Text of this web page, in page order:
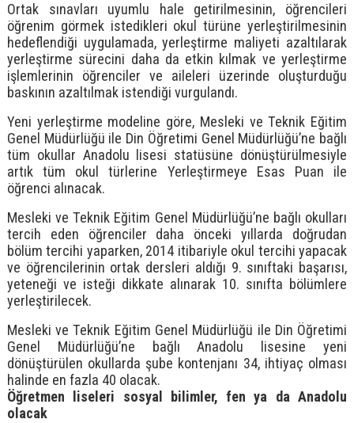
Ortak sınavları uyumlu hale getirilmesinin, öğrencileri
öğrenim görmek istedikleri okul türüne yerleştirilmesinin
hedeflendiği uygulamada, yerleştirme maliyeti azaltılarak
yerleştirme sürecini daha da etkin kılmak ve yerleştirme
işlemlerinin öğrenciler ve aileleri üzerinde oluşturduğu
baskının azaltılmak istendiği vurgulandı.
Yeni yerleştirme modeline göre, Mesleki ve Teknik Eğitim
Genel Müdürlüğü ile Din Öğretimi Genel Müdürlüğü’ne bağlı
tüm okullar Anadolu lisesi statüsüne dönüştürülmesiyle
artık tüm okul türlerine Yerleştirmeye Esas Puan ile
öğrenci alınacak.
Mesleki ve Teknik Eğitim Genel Müdürlüğü’ne bağlı okulları
tercih eden öğrenciler daha önceki yıllarda doğrudan
bölüm tercihi yaparken, 2014 itibariyle okul tercihi yapacak
ve öğrencilerinin ortak dersleri aldığı 9. sınıftaki başarısı,
yeteneği ve isteği dikkate alınarak 10. sınıfta bölümlere
yerleştirilecek.
Mesleki ve Teknik Eğitim Genel Müdürlüğü ile Din Öğretimi
Genel Müdürlüğü’ne bağlı Anadolu lisesine yeni
dönüştürülen okullarda şube kontenjanı 34, ihtiyaç olması
halinde en fazla 40 olacak.
Öğretmen liseleri sosyal bilimler, fen ya da Anadolu
olacak